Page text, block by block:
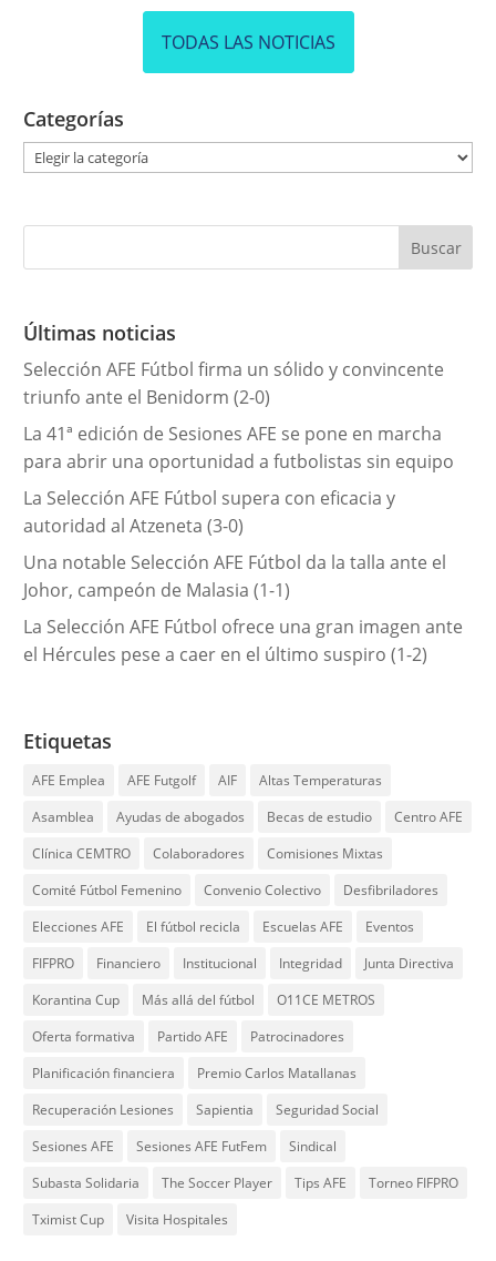
TODAS LAS NOTICIAS
Categorías
g
r
a
s
Últimas noticias
Selección AFE Fútbol firma un sólido y convincente
triunfo ante el Benidorm (2-0)
La 41ª edición de Sesiones AFE se pone en marcha
para abrir una oportunidad a futbolistas sin equipo
La Selección AFE Fútbol supera con eficacia y
autoridad al Atzeneta (3-0)
Una notable Selección AFE Fútbol da la talla ante el
Johor, campeón de Malasia (1-1)
La Selección AFE Fútbol ofrece una gran imagen ante
el Hércules pese a caer en el último suspiro (1-2)
Etiquetas
AFE Emplea AFE Futgolf AIF
Altas Temperaturas
Asamblea
Ayudas de abogados Becas de estudio
Centro AFE
Clínica CEMTRO
Colaboradores
Comisiones Mixtas
Comité Fútbol Femenino
Convenio Colectivo
Desfibriladores
Elecciones AFE
El fútbol recicla Escuelas AFE
Eventos
FIFPRO
Financiero Institucional Integridad
Junta Directiva
Korantina Cup
Más allá del fútbol
O11CE METROS
Oferta formativa
Partido AFE
Patrocinadores
Planificación financiera
Premio Carlos Matallanas
Recuperación Lesiones
Sapientia
Seguridad Social
Sesiones AFE
Sesiones AFE FutFem
Sindical
Subasta Solidaria
The Soccer Player Tips AFE
Torneo FIFPRO
Tximist Cup
Visita Hospitales